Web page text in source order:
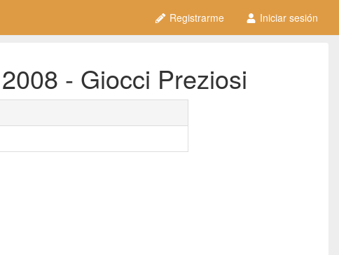
Registrarme Iniciar sesión
- Giocci Preziosi